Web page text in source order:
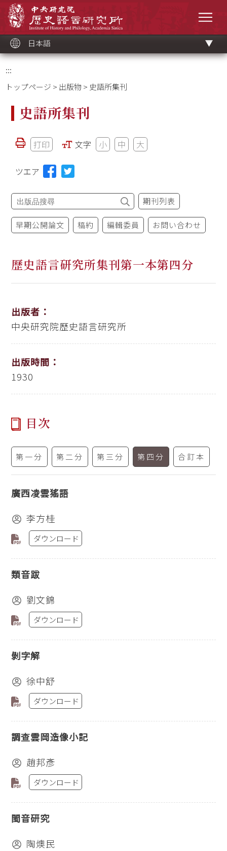
ッ
ク
日本語
:::
トップページ > 出版物 > 史語所集刊
史語所集刊
打印 文字 小 中 大
ツエア
期刊列表
早期公開論文 稿約 編輯委員 お問い合わせ
歷史語言研究所集刊第一本第四分
出版者：
中央研究院歷史語言研究所
出版時間：
1930
目次
第一分 第二分 第三分 第四分 合訂本
廣西凌雲猺語
李方桂
ダウンロード
類音跋
劉文錦
ダウンロード
剝字解
徐中舒
ダウンロード
調查雲岡造像小記
趙邦彥
ダウンロード
閩音研究
陶燠民